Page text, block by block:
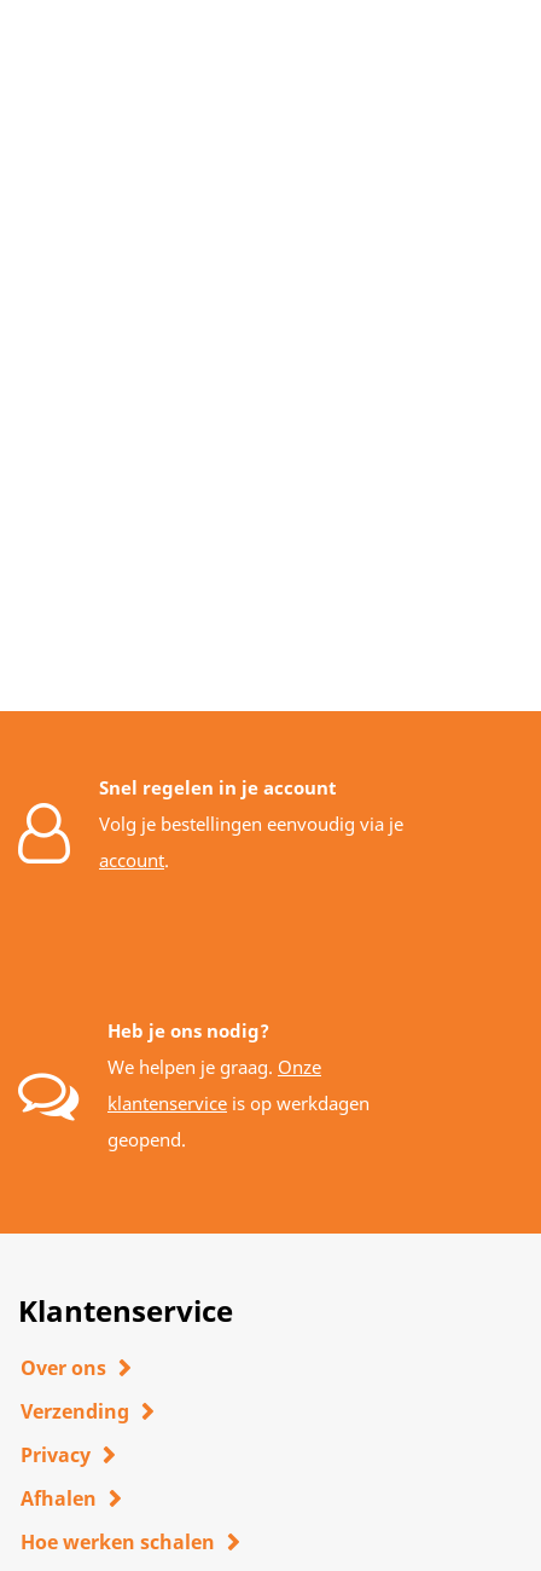
Snel regelen in je account
Volg je bestellingen eenvoudig via je
account.
Heb je ons nodig?
We helpen je graag. Onze
klantenservice is op werkdagen
geopend.
Klantenservice
Over ons
Verzending
Privacy
Afhalen
Hoe werken schalen